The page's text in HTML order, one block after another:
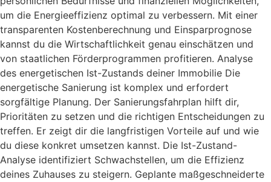
um die Energieeffizienz optimal zu verbessern. Mit einer
transparenten Kostenberechnung und Einsparprognose
kannst du die Wirtschaftlichkeit genau einschätzen und
von staatlichen Förderprogrammen profitieren. Analyse
des energetischen Ist-Zustands deiner Immobilie Die
energetische Sanierung ist komplex und erfordert
sorgfältige Planung. Der Sanierungsfahrplan hilft dir,
Prioritäten zu setzen und die richtigen Entscheidungen zu
treffen. Er zeigt dir die langfristigen Vorteile auf und wie
du diese konkret umsetzen kannst. Die Ist-Zustand-
Analyse identifiziert Schwachstellen, um die Effizienz
deines Zuhauses zu steigern. Geplante maßgeschneiderte